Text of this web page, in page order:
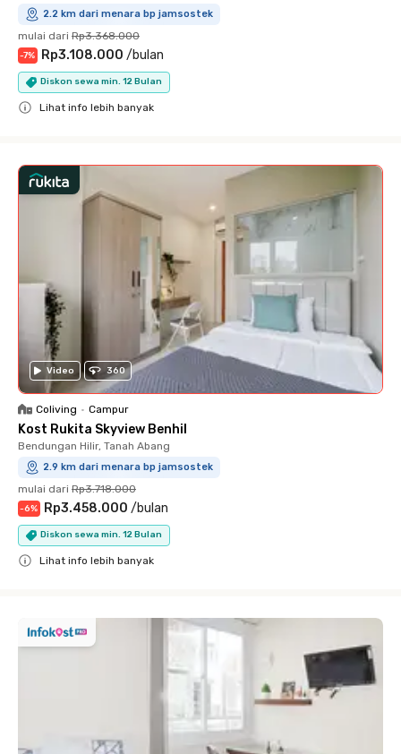
2.2 km dari menara bp jamsostek
mulai dari Rp3.368.000
-7% Rp3.108.000 /bulan
Diskon sewa min. 12 Bulan
Lihat info lebih banyak
Video 360
Coliving • Campur
Kost Rukita Skyview Benhil
Bendungan Hilir, Tanah Abang
2.9 km dari menara bp jamsostek
mulai dari Rp3.718.000
-6% Rp3.458.000 /bulan
Diskon sewa min. 12 Bulan
Lihat info lebih banyak